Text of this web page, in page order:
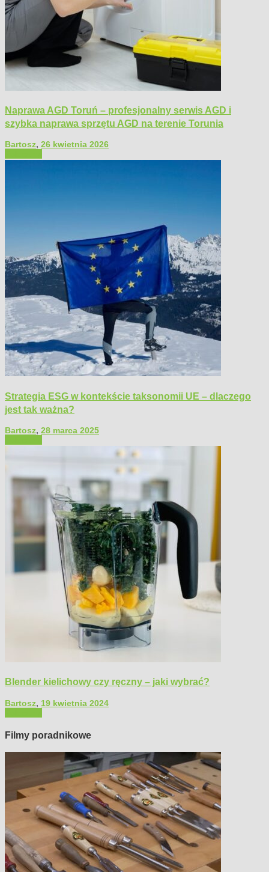
Naprawa AGD Toruń – profesjonalny serwis AGD i
szybka naprawa sprzętu AGD na terenie Torunia
Bartosz, 26 kwietnia 2026
Strategia ESG w kontekście taksonomii UE – dlaczego
jest tak ważna?
Bartosz, 28 marca 2025
Blender kielichowy czy ręczny – jaki wybrać?
Bartosz, 19 kwietnia 2024
Filmy poradnikowe